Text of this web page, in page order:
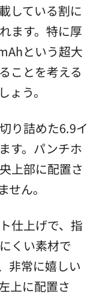
している割に
ます。特に厚
という超大
ことを考える
ょう。
り詰めた6.9イ
す。パンチホ
上部に配置さ
ん。
仕上げで、指
くい素材で
非常に嬉しい
上に配置さ